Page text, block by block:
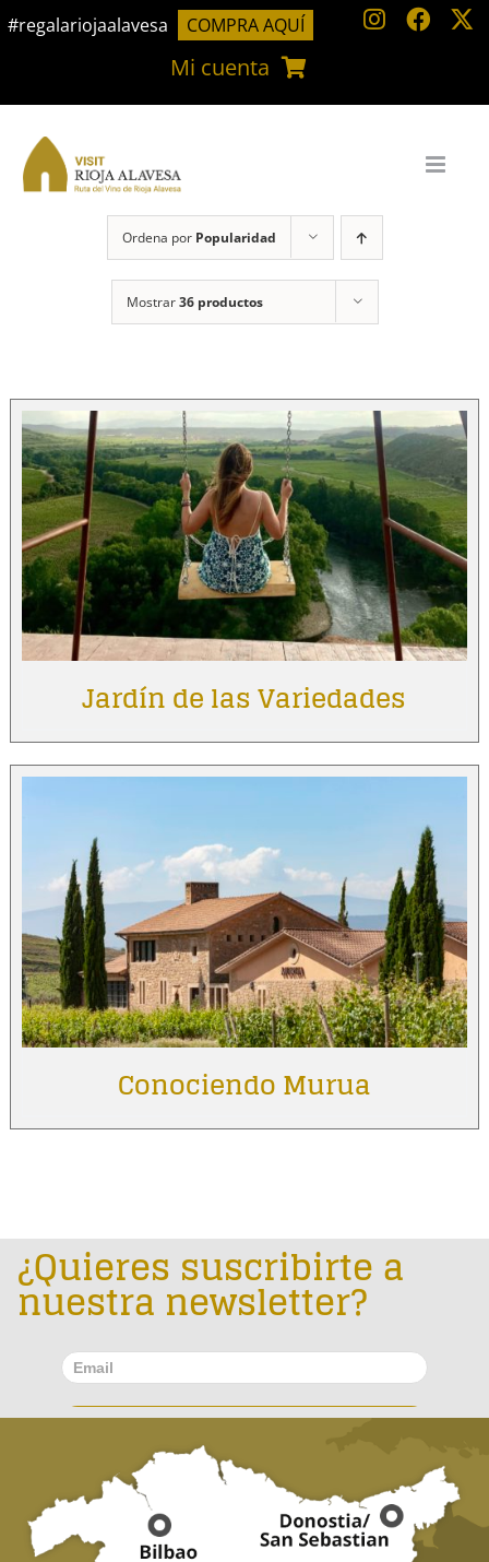
Saltar
#regalariojaalavesa COMPRA AQUÍ
Mi cuenta
Ordena por Popularidad
Mostrar36 productos
Jardín de las Variedades
Conociendo Murua
¿Quieres suscribirte a
nuestra newsletter?